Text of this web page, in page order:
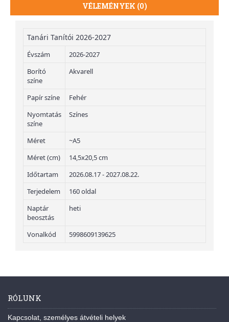
VÉLEMÉNYEK (0)
Tanári Tanítói 2026-2027
Évszám
2026-2027
Borító
színe
Akvarell
Papír színe
Fehér
Nyomtatás
színe
Színes
Méret
~A5
Méret (cm)
14,5x20,5 cm
Időtartam
2026.08.17 - 2027.08.22.
Terjedelem
160 oldal
Naptár
beosztás
heti
Vonalkód 5998609139625
RÓLUNK
Kapcsolat, személyes átvételi helyek